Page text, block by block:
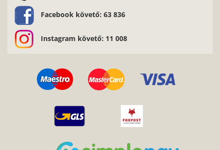
Facebook követő: 63 836
Instagram követő: 11 008